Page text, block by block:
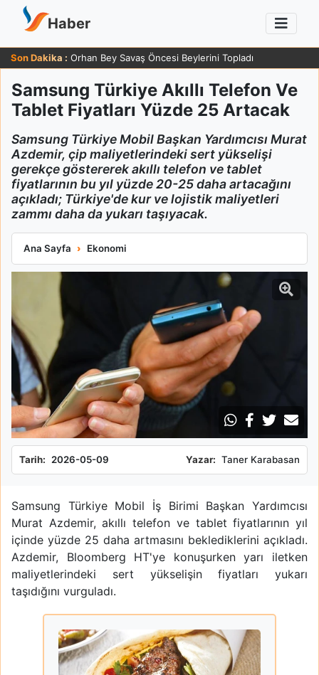
Haber
Son Dakika : Orhan Bey Savaş Öncesi Beylerini Topladı
Samsung Türkiye Akıllı Telefon Ve
Tablet Fiyatları Yüzde 25 Artacak
Samsung Türkiye Mobil Başkan Yardımcısı Murat
Azdemir, çip maliyetlerindeki sert yükselişi
gerekçe göstererek akıllı telefon ve tablet
fiyatlarının bu yıl yüzde 20-25 daha artacağını
açıkladı; Türkiye'de kur ve lojistik maliyetleri
zammı daha da yukarı taşıyacak.
Ana Sayfa Ekonomi
Samsung Türkiye Akıllı Telefon Ve Tablet Fiyatları Yüzde 25
Tarih: 2026-05-09 Yazar: Taner Karabasan
Samsung Türkiye Mobil İş Birimi Başkan Yardımcısı
Murat Azdemir, akıllı telefon ve tablet fiyatlarının yıl
içinde yüzde 25 daha artmasını beklediklerini açıkladı.
Azdemir, Bloomberg HT'ye konuşurken yarı iletken
maliyetlerindeki sert yükselişin fiyatları yukarı
taşıdığını vurguladı.